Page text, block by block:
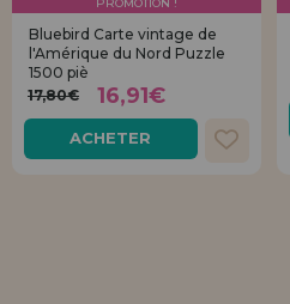
Bluebird Carte vintage de
l'Amérique du Nord Puzzle
1500 piè
17,80€
16,91€
ACHETER